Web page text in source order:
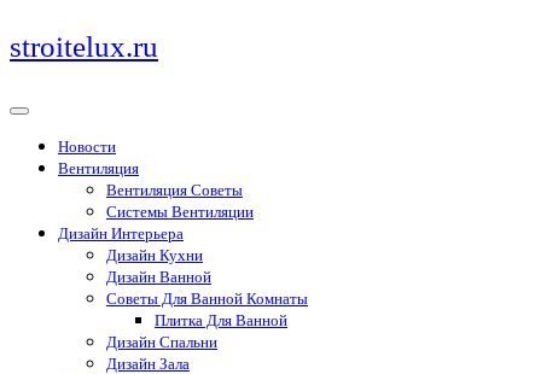
Перейти
к
stroitelux.ru
Новости
Вентиляция
Вентиляция Советы
Системы Вентиляции
Дизайн Интерьера
Дизайн Кухни
Дизайн Ванной
Советы Для Ванной Комнаты
Плитка Для Ванной
Дизайн Спальни
Дизайн Зала